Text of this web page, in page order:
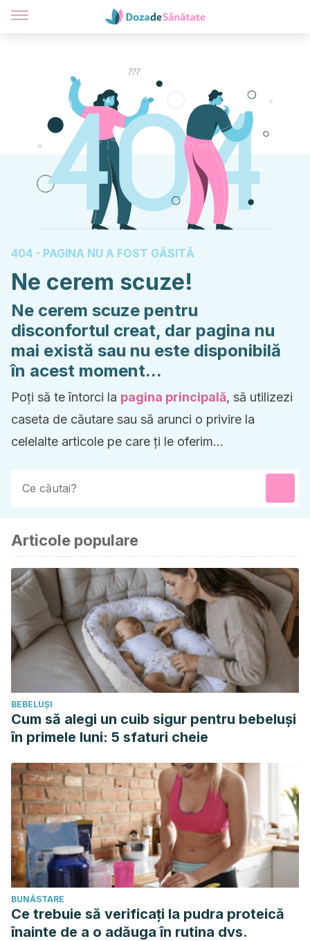
404 - PAGINA NU A FOST GĂSITĂ
Ne cerem scuze!
Ne cerem scuze pentru
disconfortul creat, dar pagina nu
mai există sau nu este disponibilă
în acest moment...
Poți să te întorci la pagina principală, să utilizezi
caseta de căutare sau să arunci o privire la
celelalte articole pe care ți le oferim...
Articole populare
BEBELUȘI
Cum să alegi un cuib sigur pentru bebeluși
în primele luni: 5 sfaturi cheie
BUNĂSTARE
Ce trebuie să verificați la pudra proteică
înainte de a o adăuga în rutina dvs.